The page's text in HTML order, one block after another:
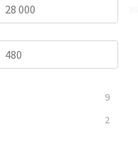
8
6
9
2